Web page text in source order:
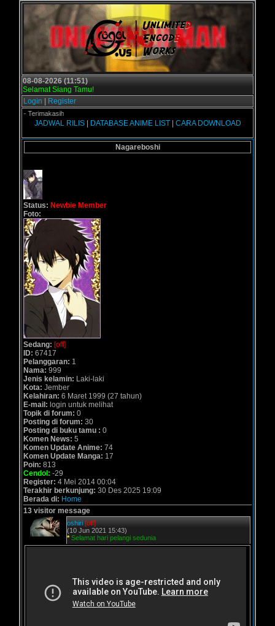
08-08-2026 (11:51)
Selamat Siang Tamu!
Login
Register
- Terimakasih
JADWAL RILIS| DATABASE ANIME LIST| CARA DOWNLOAD
Nagareboshi
Status: Newbie Member
Foto:
Sedang: [off]
ID: 67417
Pelanggaran: 1
Nama: 999
Jenis kelamin: Laki-laki
Kota: Jember
Kelahiran: 6 Maret 1999 (27 tahun)
E-mail: login untuk melihat
Topik di forum: 0
Posting di forum: 30
Posting di buku tamu : 0
Komen News: 5
Komen Update Anime: 74
Komen Update Manga: 17
Poin: 813
Cendol: -29
Register: 4 Mei 2014 00:04
Terakhir berkunjung: 30 Des 2025 19:09
Berada di: Home
13 visitor message
oshiri [off]
(10 Jun 2021 15:43)
* Selamat hari pelangi sedunia